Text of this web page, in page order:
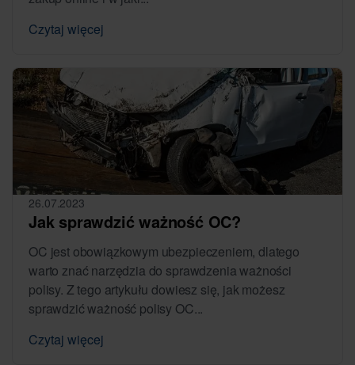
Czytaj więcej
26.07.2023
Jak sprawdzić ważność OC?
OC jest obowiązkowym ubezpieczeniem, dlatego
warto znać narzędzia do sprawdzenia ważności
polisy. Z tego artykułu dowiesz się, jak możesz
sprawdzić ważność polisy OC...
Czytaj więcej